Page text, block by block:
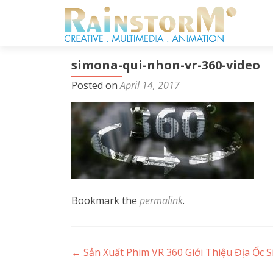
simona-qui-nhon-vr-360-video
Posted onApril 14, 2017
Bookmark the permalink.
Post
← Sản Xuất Phim VR 360 Giới Thiệu Địa Ốc